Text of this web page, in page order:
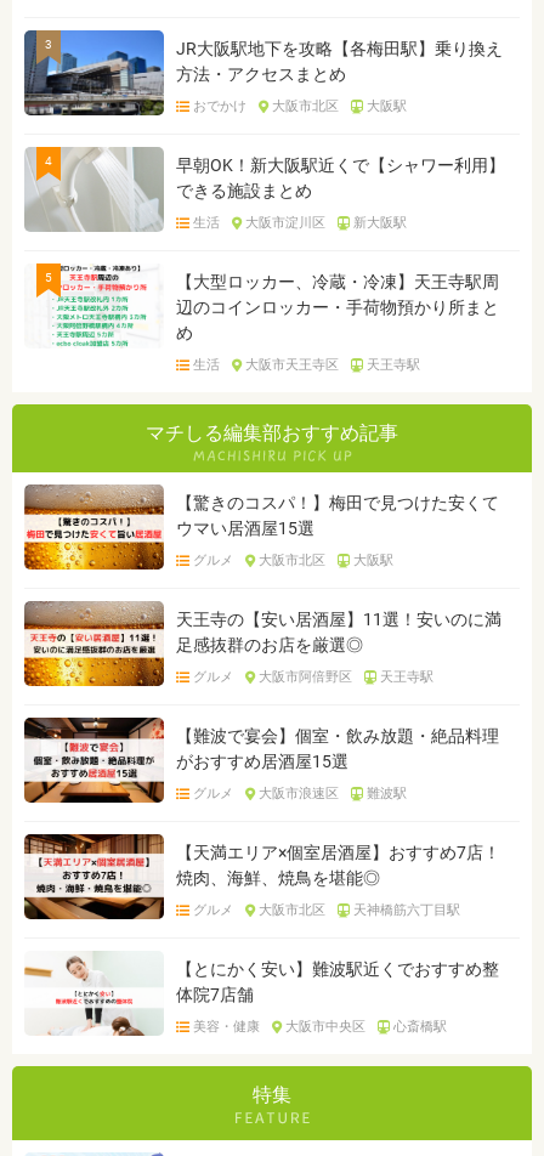
3
JR大阪駅地下を攻略【各梅田駅】乗り換え
方法・アクセスまとめ
おでかけ 大阪市北区 大阪駅
4
早朝OK！新大阪駅近くで【シャワー利用】
できる施設まとめ
生活 大阪市淀川区 新大阪駅
5
【大型ロッカー、冷蔵・冷凍】天王寺駅周
辺のコインロッカー・手荷物預かり所まと
め
生活 大阪市天王寺区 天王寺駅
マチしる編集部おすすめ記事
【驚きのコスパ！】梅田で見つけた安くて
ウマい居酒屋15選
グルメ 大阪市北区 大阪駅
天王寺の【安い居酒屋】11選！安いのに満
足感抜群のお店を厳選◎
グルメ 大阪市阿倍野区 天王寺駅
【難波で宴会】個室・飲み放題・絶品料理
がおすすめ居酒屋15選
グルメ 大阪市浪速区 難波駅
【天満エリア×個室居酒屋】おすすめ7店！
焼肉、海鮮、焼鳥を堪能◎
グルメ 大阪市北区 天神橋筋六丁目駅
【とにかく安い】難波駅近くでおすすめ整
体院7店舗
美容・健康 大阪市中央区 心斎橋駅
特集